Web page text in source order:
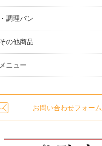
調理パン
の他商品
ニュー
お問い合わせフォーム